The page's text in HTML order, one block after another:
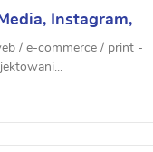
Instagram,
E-commerce,
/ e-commerce / print -